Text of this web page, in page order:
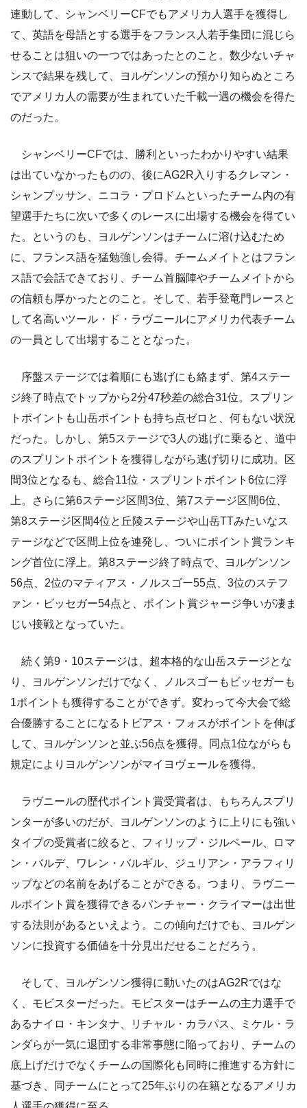
連動して、シャンベリーCFでもアメリカ人選手を獲得し
て、英語を母語とする選手をフランス人若手集団に混じら
せることは狙いの一つではあったとのこと。数少ないチャ
ンスで結果を残して、ヨルゲンソンの預かり知らぬところ
でアメリカ人の需要が生まれていた千載一遇の機会を得た
のだった。
シャンベリーCFでは、勝利といったわかりやすい結果
は出ていなかったものの、後にAG2R入りするクレマン・
シャンプッサン、ニコラ・プロドムといったチーム内の有
望選手たちに次いで多くのレースに出場する機会を得てい
た。というのも、ヨルゲンソンはチームに溶け込むため
に、フランス語を猛勉強し会得。チームメイトとはフラン
ス語で会話できており、チーム首脳陣やチームメイトから
の信頼も厚かったとのこと。そして、若手登竜門レースと
して名高いツール・ド・ラヴニールにアメリカ代表チーム
の一員として出場することとなった。
序盤ステージでは着順にも逃げにも絡まず、第4ステー
ジ終了時点でトップから2分47秒差の総合31位。スプリン
トポイントも山岳ポイントも持ち点ゼロと、何もない状況
だった。しかし、第5ステージで3人の逃げに乗ると、道中
のスプリントポイントを獲得しながら逃げ切りに成功。区
間3位となるも、総合11位・スプリントポイント6位に浮
上。さらに第6ステージ区間3位、第7ステージ区間6位、
第8ステージ区間4位と丘陵ステージや山岳TTみたいなス
テージなどで区間上位を連発し、ついにポイント賞ランキ
ング首位に浮上。第8ステージ終了時点で、ヨルゲンソン
56点、2位のマティアス・ノルスゴー55点、3位のステフ
ァン・ビッセガー54点と、ポイント賞ジャージ争いが凄ま
じい接戦となっていた。
続く第9・10ステージは、超本格的な山岳ステージとな
り、ヨルゲンソンだけでなく、ノルスゴーもビッセガーも
1ポイントも獲得することができず。変わって今大会で総
合優勝することになるトビアス・フォスがポイントを伸ば
して、ヨルゲンソンと並ぶ56点を獲得。同点1位ながらも
規定によりヨルゲンソンがマイヨヴェールを獲得。
ラヴニールの歴代ポイント賞受賞者は、もちろんスプリ
ンターが多いのだが、ヨルゲンソンのように上りにも強い
タイプの受賞者に絞ると、フィリップ・ジルベール、ロマ
ン・バルデ、ワレン・バルギル、ジュリアン・アラフィリ
ップなどの名前をあげることができる。つまり、ラヴニー
ルポイント賞を獲得できるパンチャー・クライマーは出世
する法則があるといえよう。この傾向だけでも、ヨルゲン
ソンに投資する価値を十分見出だせることだろう。
そして、ヨルゲンソン獲得に動いたのはAG2Rではな
く、モビスターだった。モビスターはチームの主力選手で
あるナイロ・キンタナ、リチャル・カラパス、ミケル・ラ
ンダらが一気に退団する非常事態に陥っており、チームの
底上げだけでなくチームの国際化も同時に推進する方針に
基づき、同チームにとって25年ぶりの在籍となるアメリカ